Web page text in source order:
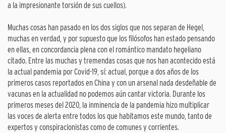
a la impresionante torsión de sus cuellos).
Muchas cosas han pasado en los dos siglos que nos separan de Hegel,
muchas en verdad, y por supuesto que los filósofos han estado pensando
en ellas, en concordancia plena con el romántico mandato hegeliano
citado. Entre las muchas y tremendas cosas que nos han acontecido está
la actual pandemia por Covid-19, sí: actual, porque a dos años de los
primeros casos reportados en China y con un arsenal nada desdeñable de
vacunas en la actualidad no podemos aún cantar victoria. Durante los
primeros meses del 2020, la inminencia de la pandemia hizo multiplicar
las voces de alerta entre todos los que habitamos este mundo, tanto de
expertos y conspiracionistas como de comunes y corrientes.